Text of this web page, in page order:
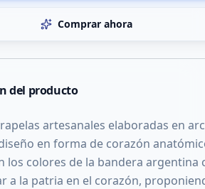
Comprar ahora
del producto
artesanales elaboradas en
en forma de corazón
los colores de la bandera argentina
a la patria en el corazón,